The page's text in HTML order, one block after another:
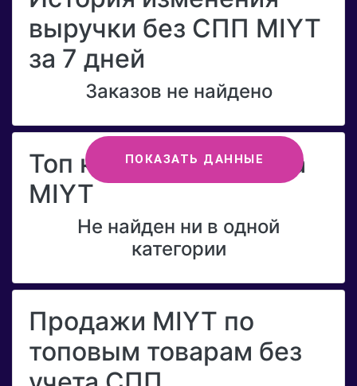
выручки без СПП MIYT
за 7 дней
ПОКАЗАТЬ ДАННЫЕ
Заказов не найдено
Топ категорий бренда
MIYT
Не найден ни в одной
категории
Продажи MIYT по
топовым товарам без